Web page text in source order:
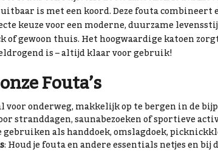
is met een koord. Deze fouta combineert
keuze voor een moderne, duurzame
of gewoon thuis. Het hoogwaardige katoen
is – altijd klaar voor gebruik!
Fouta’s
voor onderweg, makkelijk op te bergen in de
stranddagen, saunabezoeken of sportieve
gebruiken als handdoek, omslagdoek,
: Houd je fouta en andere essentials netjes en bij